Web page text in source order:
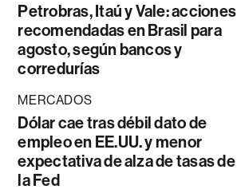
Petrobras, Itaú y Vale: acciones
recomendadas en Brasil para
agosto, según bancos y
corredurías
MERCADOS
Dólar cae tras débil dato de
empleo en EE.UU. y menor
expectativa de alza de tasas de
la Fed